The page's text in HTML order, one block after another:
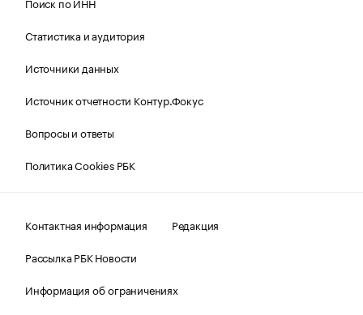
Статистика и аудитория
Источники данных
Источник отчетности Контур.Фокус
Вопросы и ответы
Политика Cookies РБК
Контактная информация
Редакция
Рассылка РБК Новости
Информация об ограничениях